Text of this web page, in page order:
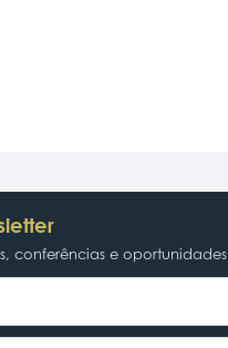
conferências e